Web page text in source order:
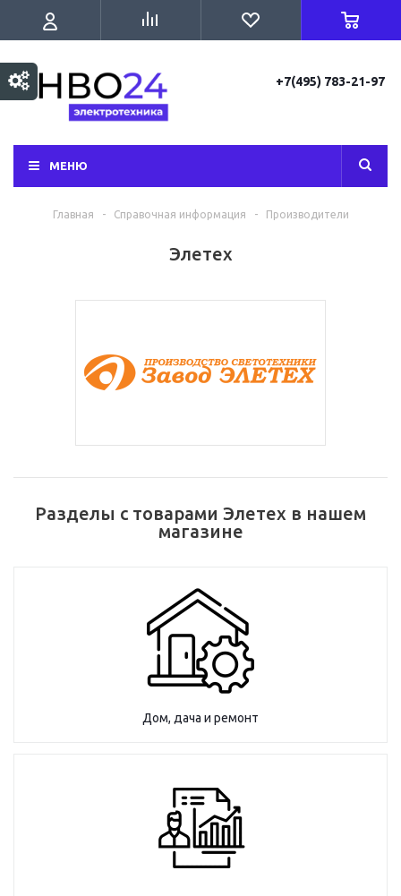
+7(495) 783-21-97
МЕНЮ
Главная - Справочная информация - Производители
Элетех
Разделы с товарами Элетех в нашем
магазине
Дом, дача и ремонт